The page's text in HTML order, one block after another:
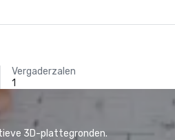
Vergaderzalen
1
3D-plattegronden.